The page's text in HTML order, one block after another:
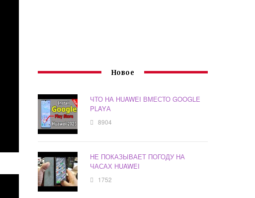
Новое
ЧТО НА HUAWEI ВМЕСТО GOOGLE
PLAYА
8904
НЕ ПОКАЗЫВАЕТ ПОГОДУ НА
ЧАСАХ HUAWEI
1752